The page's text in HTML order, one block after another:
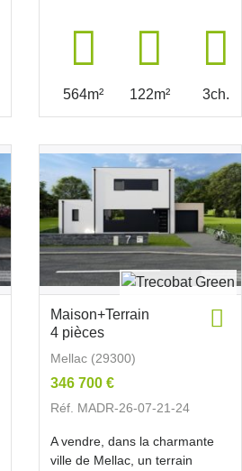
564m² 122m² 3ch.
Maison+Terrain
4 pièces
Mellac (29300)
346 700 €
Réf. MADR-26-07-21-24
A vendre, dans la charmante
ville de Mellac, un terrain